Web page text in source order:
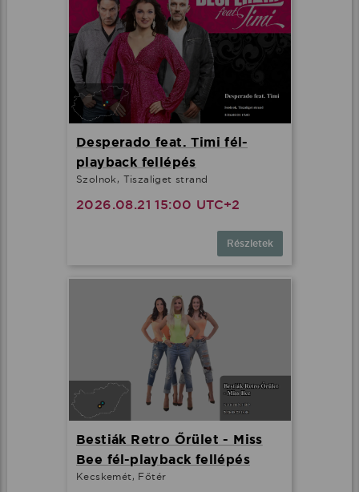
Desperado feat. Timi fél-
playback fellépés
Szolnok, Tiszaliget strand
2026.08.21 15:00 UTC+2
Részletek
Bestiák Retro Őrület - Miss
Bee fél-playback fellépés
Kecskemét, Főtér